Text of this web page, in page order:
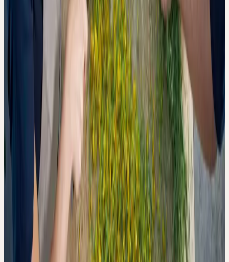
Abflachung der UV-Absorptionskurve.
Die Autoren führen dies auf Besonderheiten im Ceres-
Herstellungsprozess zurück: Die frischen Pflanzen werden in einer
speziell entwickelten, geschlossenen Mühle gemahlen, die den
Luftkontakt minimiert und in der der Alkohol bereits während des
Mahlvorgangs anwesend ist — eine Bedingung, die die
enzymatische Oxidation hemmt. Eine abschliessende
Ursachenzuschreibung ist laut den Autoren jedoch nicht möglich,
da zu viele variable Faktoren zwischen verschiedenen Herstellern
bestehen.
Die Ergebnisse legen nahe, dass nicht nur die
Ausgangsqualität der Pflanze, sondern auch jede einzelne
Sekunde des Verarbeitungsprozesses die Qualität der fertigen
Urtinktur beeinflusst.
EINORDNUNG UND GRENZEN DER STUDIE